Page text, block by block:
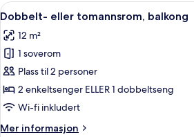
Åpne
alle
bildene
av
Dobbelt-
eller
tomannsrom,
6
Dobbelt- eller tomannsrom, balkong
12 m²
1 soverom
Plass til 2 personer
2 enkeltsenger ELLER 1 dobbeltseng
Wi-fi inkludert
Mer informasjon
Mer